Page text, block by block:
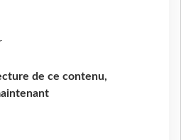
de ce contenu,